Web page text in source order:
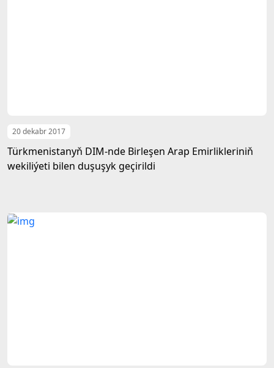
20 dekabr 2017
Türkmenistanyň DIM-nde Birleşen Arap Emirlikleriniň
wekiliýeti bilen duşuşyk geçirildi